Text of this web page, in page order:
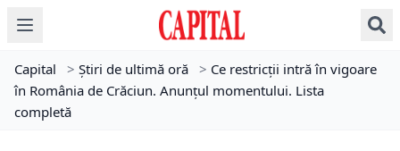
Capital > Știri de ultimă oră > Ce restricții intră în vigoare
în România de Crăciun. Anunțul momentului. Lista
completă